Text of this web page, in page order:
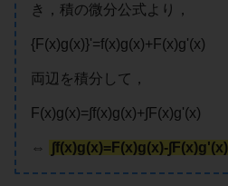
き，積の微分公式より，
{F(x)g(x)}'=f(x)g(x)+F(x)g'(x)
両辺を積分して，
F(x)g(x)=∫f(x)g(x)+∫F(x)g'(x)
⇔ ∫f(x)g(x)=F(x)g(x)-∫F(x)g'(x)